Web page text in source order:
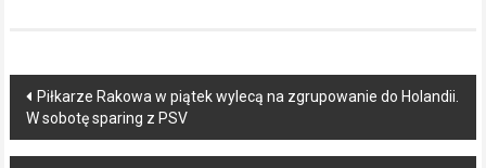
Post
navigation
Piłkarze Rakowa w piątek wylecą na zgrupowanie do Holandii.
W sobotę sparing z PSV